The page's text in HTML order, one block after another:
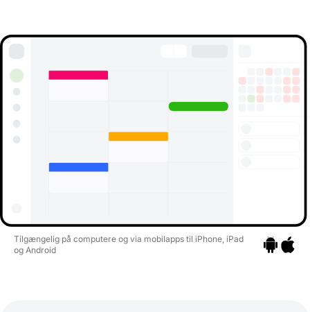
Tilgængelig på computere og via mobilapps til iPhone, iPad
og Android